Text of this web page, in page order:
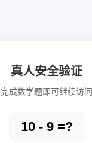
真人安全验证
完成数学题即可继续访问
10 - 9 =?